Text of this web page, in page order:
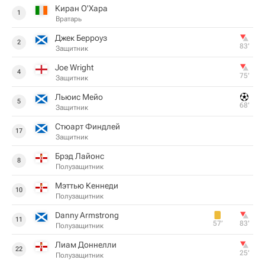
1 Киран О'Хара
Вратарь
2 Джек Берроуз
Защитник 83‎’‎
4 Joe Wright
Защитник 75‎’‎
5 Льюис Мейо
Защитник 68‎’‎
17 Стюарт Финдлей
Защитник
8 Брэд Лайонс
Полузащитник
10 Мэттью Кеннеди
Полузащитник
11 Danny Armstrong
Полузащитник 57‎’‎ 83‎’‎
22 Лиам Доннелли
Полузащитник 25‎’‎